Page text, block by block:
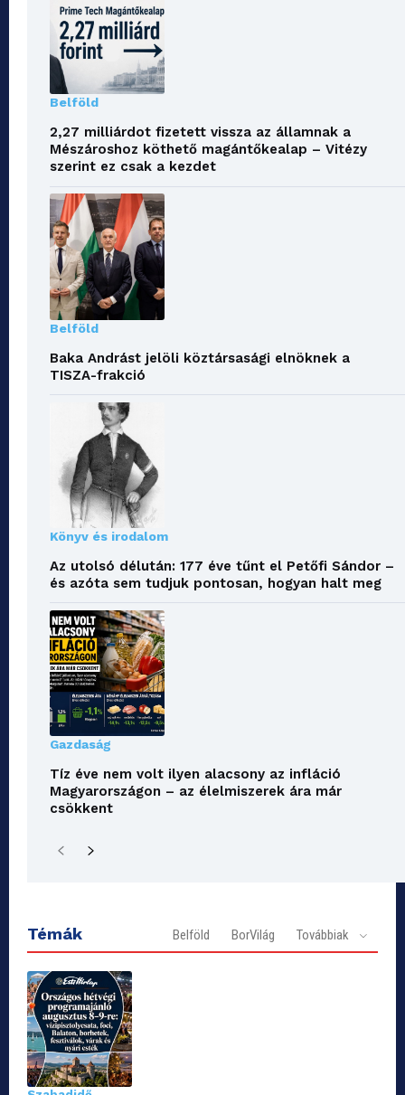
Belföld
2,27 milliárdot fizetett vissza az államnak a
Mészároshoz köthető magántőkealap – Vitézy
szerint ez csak a kezdet
Belföld
Baka Andrást jelöli köztársasági elnöknek a
TISZA-frakció
Könyv és irodalom
Az utolsó délután: 177 éve tűnt el Petőfi Sándor –
és azóta sem tudjuk pontosan, hogyan halt meg
Gazdaság
Tíz éve nem volt ilyen alacsony az infláció
Magyarországon – az élelmiszerek ára már
csökkent
Témák Belföld BorVilág Továbbiak